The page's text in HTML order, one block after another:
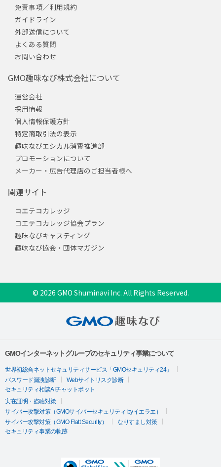
免責事項／利用規約
ガイドライン
外部送信について
よくある質問
お問い合わせ
GMO趣味なび株式会社について
運営会社
採用情報
個人情報保護方針
特定商取引法の表示
趣味なびエシカル消費推進部
プロモーションについて
メーカー・広告代理店のご担当者様へ
関連サイト
コエテコカレッジ
コエテコカレッジ協会プラン
趣味なびキャスティング
趣味なび協会・団体マガジン
© 2026 GMO Shuminavi Inc. All Rights Reserved.